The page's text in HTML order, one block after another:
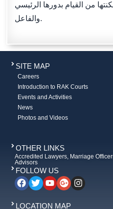
من القيام بدورها الرئيسي
والفاعل.
SITE MAP
Careers
Introduction to RAK Courts
Events and Activities
News
Photos and Videos
OTHER LINKS
Accredited Lawyers, Marriage
Advisors
FOLLOW US
LOCATION MAP